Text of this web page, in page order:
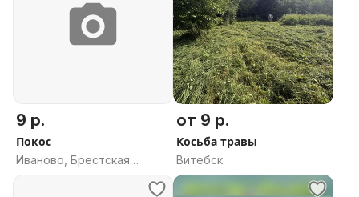
9 р.
Покос
Иваново, Брестская
от 9 р.
Косьба травы
Витебск